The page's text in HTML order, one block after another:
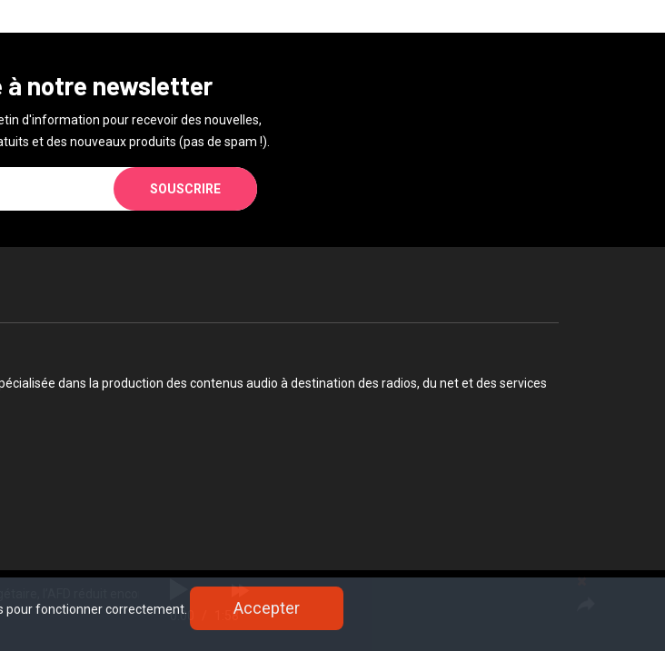
réduit encore son engagement en Afrique.
0:00
1:58
pour fonctionner correctement. Accepter
à notre newsletter
d'information pour recevoir des nouvelles,
et des nouveaux produits (pas de spam !).
SOUSCRIRE
dans la production des contenus audio à destination des radios, du net et des services
pour fonctionner correctement. Accepter